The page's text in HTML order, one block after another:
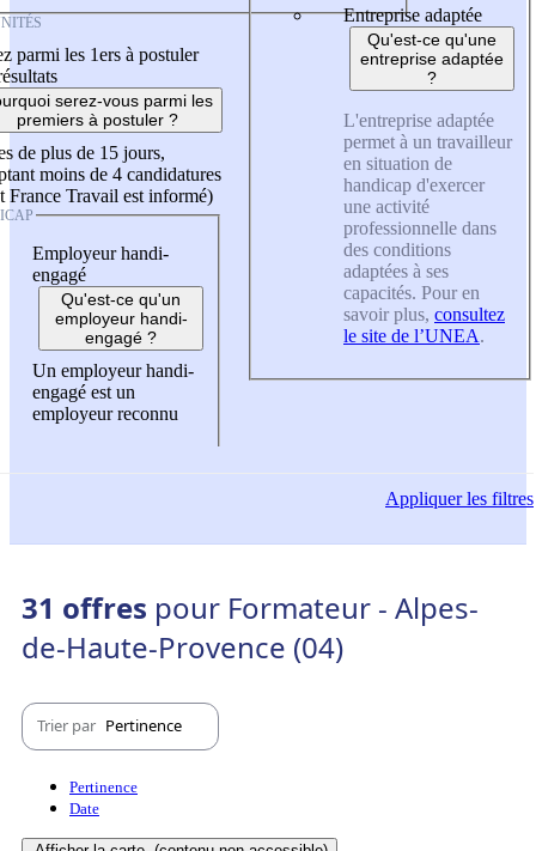
parmi les 1ers à postuler
serez-vous parmi les
premiers à postuler ?
de plus de 15 jours,
moins de 4 candidatures
France Travail est informé)
Employeur handi-
engagé
Qu'est-ce qu'un
employeur handi-
engagé ?
Un employeur handi-
engagé est un
employeur reconnu
Entreprise adaptée
Qu'est-ce qu'une
entreprise adaptée
?
L'entreprise adaptée
permet à un travailleur
en situation de
handicap d'exercer
une activité
professionnelle dans
des conditions
adaptées à ses
capacités. Pour en
savoir plus, consultez
le site de l’UNEA.
Appliquerles filtres
31 offres pour Formateur - Alpes-
de-Haute-Provence (04)
Trier par Pertinence
Pertinence
Date